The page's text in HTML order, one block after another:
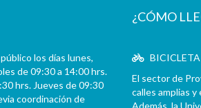
los días lunes,
de 09:30 a 14:00 hrs.
hrs. Jueves de 09:30
coordinación de
¿CÓMO
BICICLETA
El sector de
calles amplias
Además, la